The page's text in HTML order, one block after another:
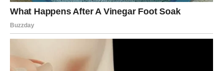
VODOLIJA
Vodolijama se sprema poznanstvo koje dolazi potpuno
neočekivano. Možda će početi kao običan razgovor, ali će